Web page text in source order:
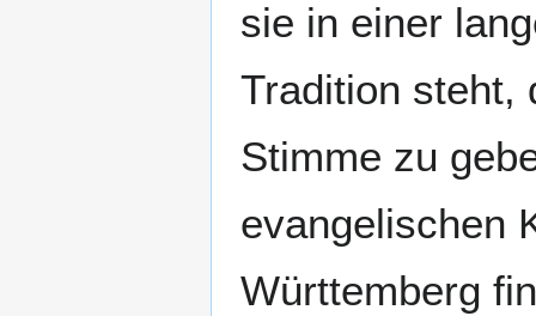
sie in einer
Tradition steht,
Stimme zu
evangelischen
Württemberg